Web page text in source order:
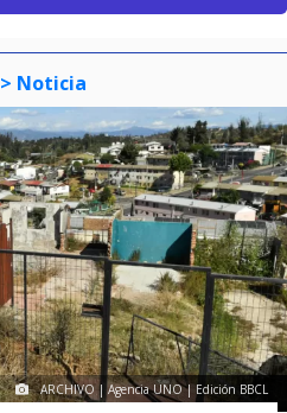
> Noticia
ARCHIVO | Agencia UNO | Edición BBCL